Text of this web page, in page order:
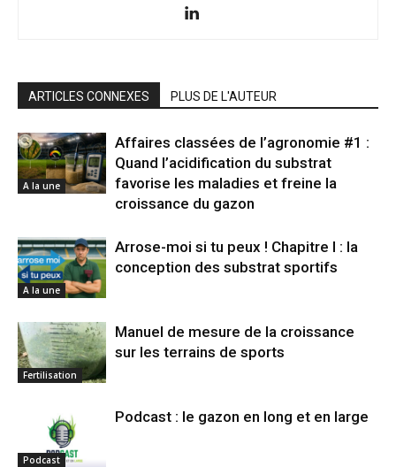
ARTICLES CONNEXES PLUS DE L'AUTEUR
A la une
Affaires classées de l’agronomie #1 :
Quand l’acidification du substrat
favorise les maladies et freine la
croissance du gazon
A la une
Arrose-moi si tu peux ! Chapitre I : la
conception des substrat sportifs
Fertilisation
Manuel de mesure de la croissance
sur les terrains de sports
Podcast
Podcast : le gazon en long et en large